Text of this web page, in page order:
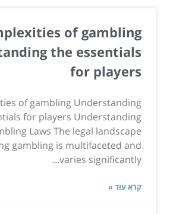
of gambling
the essentials
for players
of gambling Understanding
for players Understanding
Laws The legal landscape
gambling is multifaceted and
varies significantly...
קרא עוד »